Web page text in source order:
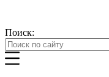
Поиск: